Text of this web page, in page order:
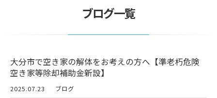
ブログ一覧
大分市で空き家の解体をお考えの方へ【準老朽危険
空き家等除却補助金新設】
2025.07.23 ブログ